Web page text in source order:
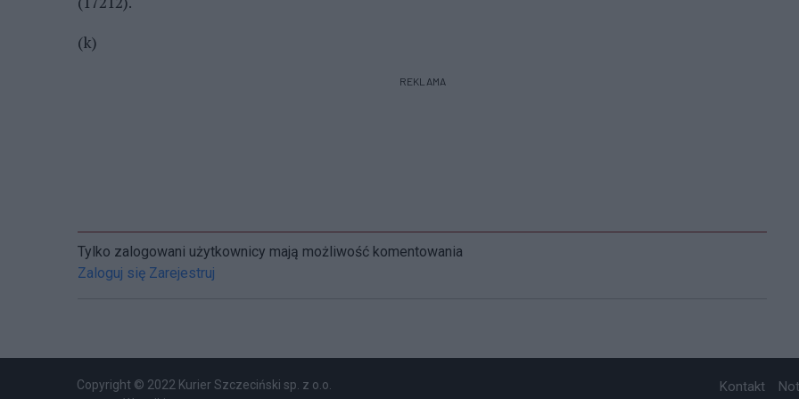
(k)
REKLAMA
Tylko zalogowani użytkownicy mają możliwość komentowania
Zaloguj się Zarejestruj
Copyright © 2022 Kurier Szczeciński sp. z o.o.
Kontakt